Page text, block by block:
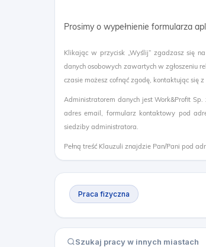
Prosimy o wypełnienie formularza
Klikając w przycisk „Wyślij” zgadzasz się
danych osobowych zawartych w zgłoszeniu
czasie możesz cofnąć zgodę, kontaktując się
Administratorem danych jest Work&Profit
adres email, formularz kontaktowy pod
siedziby administratora.
Pełną treść Klauzuli znajdzie Pan/Pani pod
Praca fizyczna
Szukaj pracy w innych miastach